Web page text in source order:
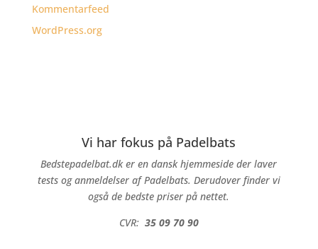
Kommentarfeed
WordPress.org
Vi har fokus på Padelbats
Bedstepadelbat.dk er en dansk hjemmeside der laver
tests og anmeldelser af Padelbats. Derudover finder vi
også de bedste priser på nettet.
CVR: 35 09 70 90